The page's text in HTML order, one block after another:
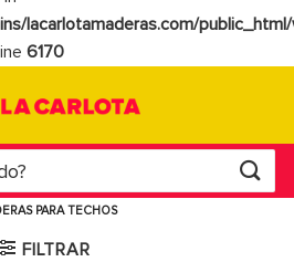
lacarlotamaderas.com/
6170
PARA TECHOS
FILTRAR